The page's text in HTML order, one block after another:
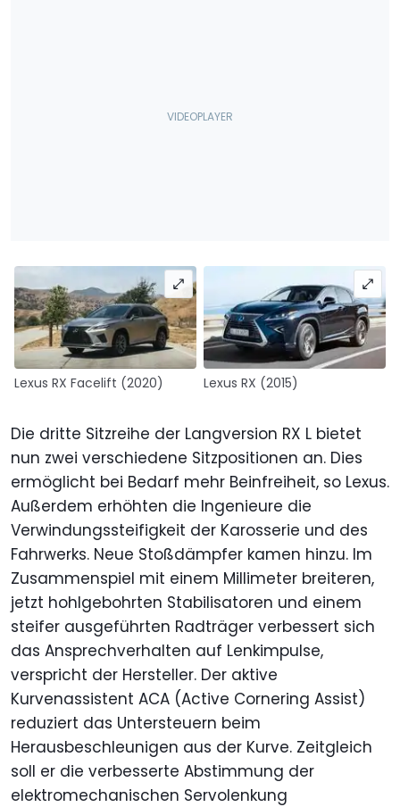
Lexus RX Facelift (2020) Lexus RX (2015)
Die dritte Sitzreihe der Langversion RX L bietet
nun zwei verschiedene Sitzpositionen an. Dies
ermöglicht bei Bedarf mehr Beinfreiheit, so Lexus.
Außerdem erhöhten die Ingenieure die
Verwindungssteifigkeit der Karosserie und des
Fahrwerks. Neue Stoßdämpfer kamen hinzu. Im
Zusammenspiel mit einem Millimeter breiteren,
jetzt hohlgebohrten Stabilisatoren und einem
steifer ausgeführten Radträger verbessert sich
das Ansprechverhalten auf Lenkimpulse,
verspricht der Hersteller. Der aktive
Kurvenassistent ACA (Active Cornering Assist)
reduziert das Untersteuern beim
Herausbeschleunigen aus der Kurve. Zeitgleich
soll er die verbesserte Abstimmung der
elektromechanischen Servolenkung